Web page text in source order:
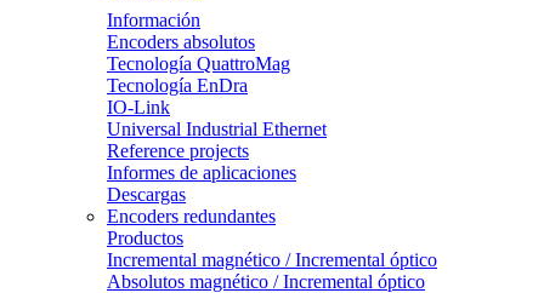
Información
Encoders absolutos
Tecnología QuattroMag
Tecnología EnDra
IO-Link
Universal Industrial Ethernet
Reference projects
Informes de aplicaciones
Descargas
Encoders redundantes
Productos
Incremental magnético / Incremental óptico
Absolutos magnético / Incremental óptico